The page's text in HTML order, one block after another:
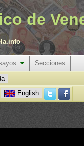
de
Secciones
English